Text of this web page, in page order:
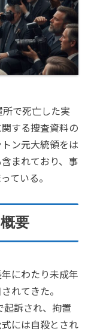
で死亡した実
する捜査資料の
ン元大統領をは
まれており、事
ている。
要
にわたり未成年
れてきた。
訴され、拘置
には自殺とされ